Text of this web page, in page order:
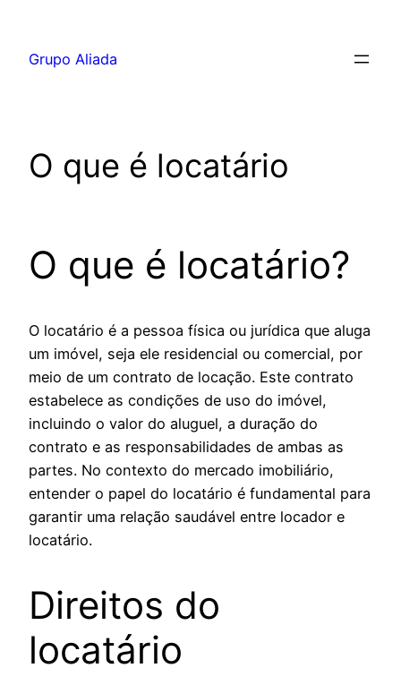
Grupo Aliada
O que é locatário
O que é locatário?
O locatário é a pessoa física ou jurídica que aluga
um imóvel, seja ele residencial ou comercial, por
meio de um contrato de locação. Este contrato
estabelece as condições de uso do imóvel,
incluindo o valor do aluguel, a duração do
contrato e as responsabilidades de ambas as
partes. No contexto do mercado imobiliário,
entender o papel do locatário é fundamental para
garantir uma relação saudável entre locador e
locatário.
Direitos do
locatário